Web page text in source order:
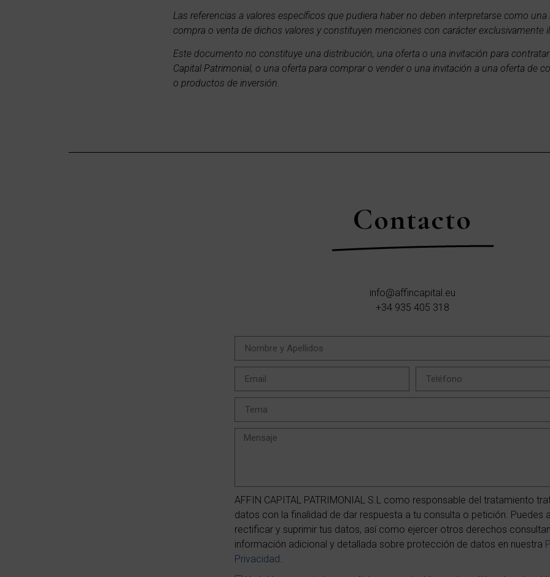
Las referencias a valores específicos que pudiera haber no deben interpretarse como
compra o venta de dichos valores y constituyen menciones con carácter exclusivamente
Este documento no constituye una distribución, una oferta o una invitación para
Capital Patrimonial, o una oferta para comprar o vender o una invitación a una oferta de
o productos de inversión.
Contacto
info@affincapital.eu
+34 935 405 318
AFFIN CAPITAL PATRIMONIAL S.L como responsable del tratamiento
datos con la finalidad de dar respuesta a tu consulta o petición. Puedes
rectificar y suprimir tus datos, así como ejercer otros derechos
información adicional y detallada sobre protección de datos en nuestra
Privacidad.